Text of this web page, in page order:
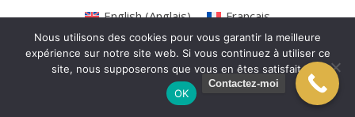
Contactez-moi
English(Anglais) Français
Nous utilisons des cookies pour vous garantir la meilleure
expérience sur notre site web. Si vous continuez à utiliser ce
site, nous supposerons que vous en êtes satisfait.
OK